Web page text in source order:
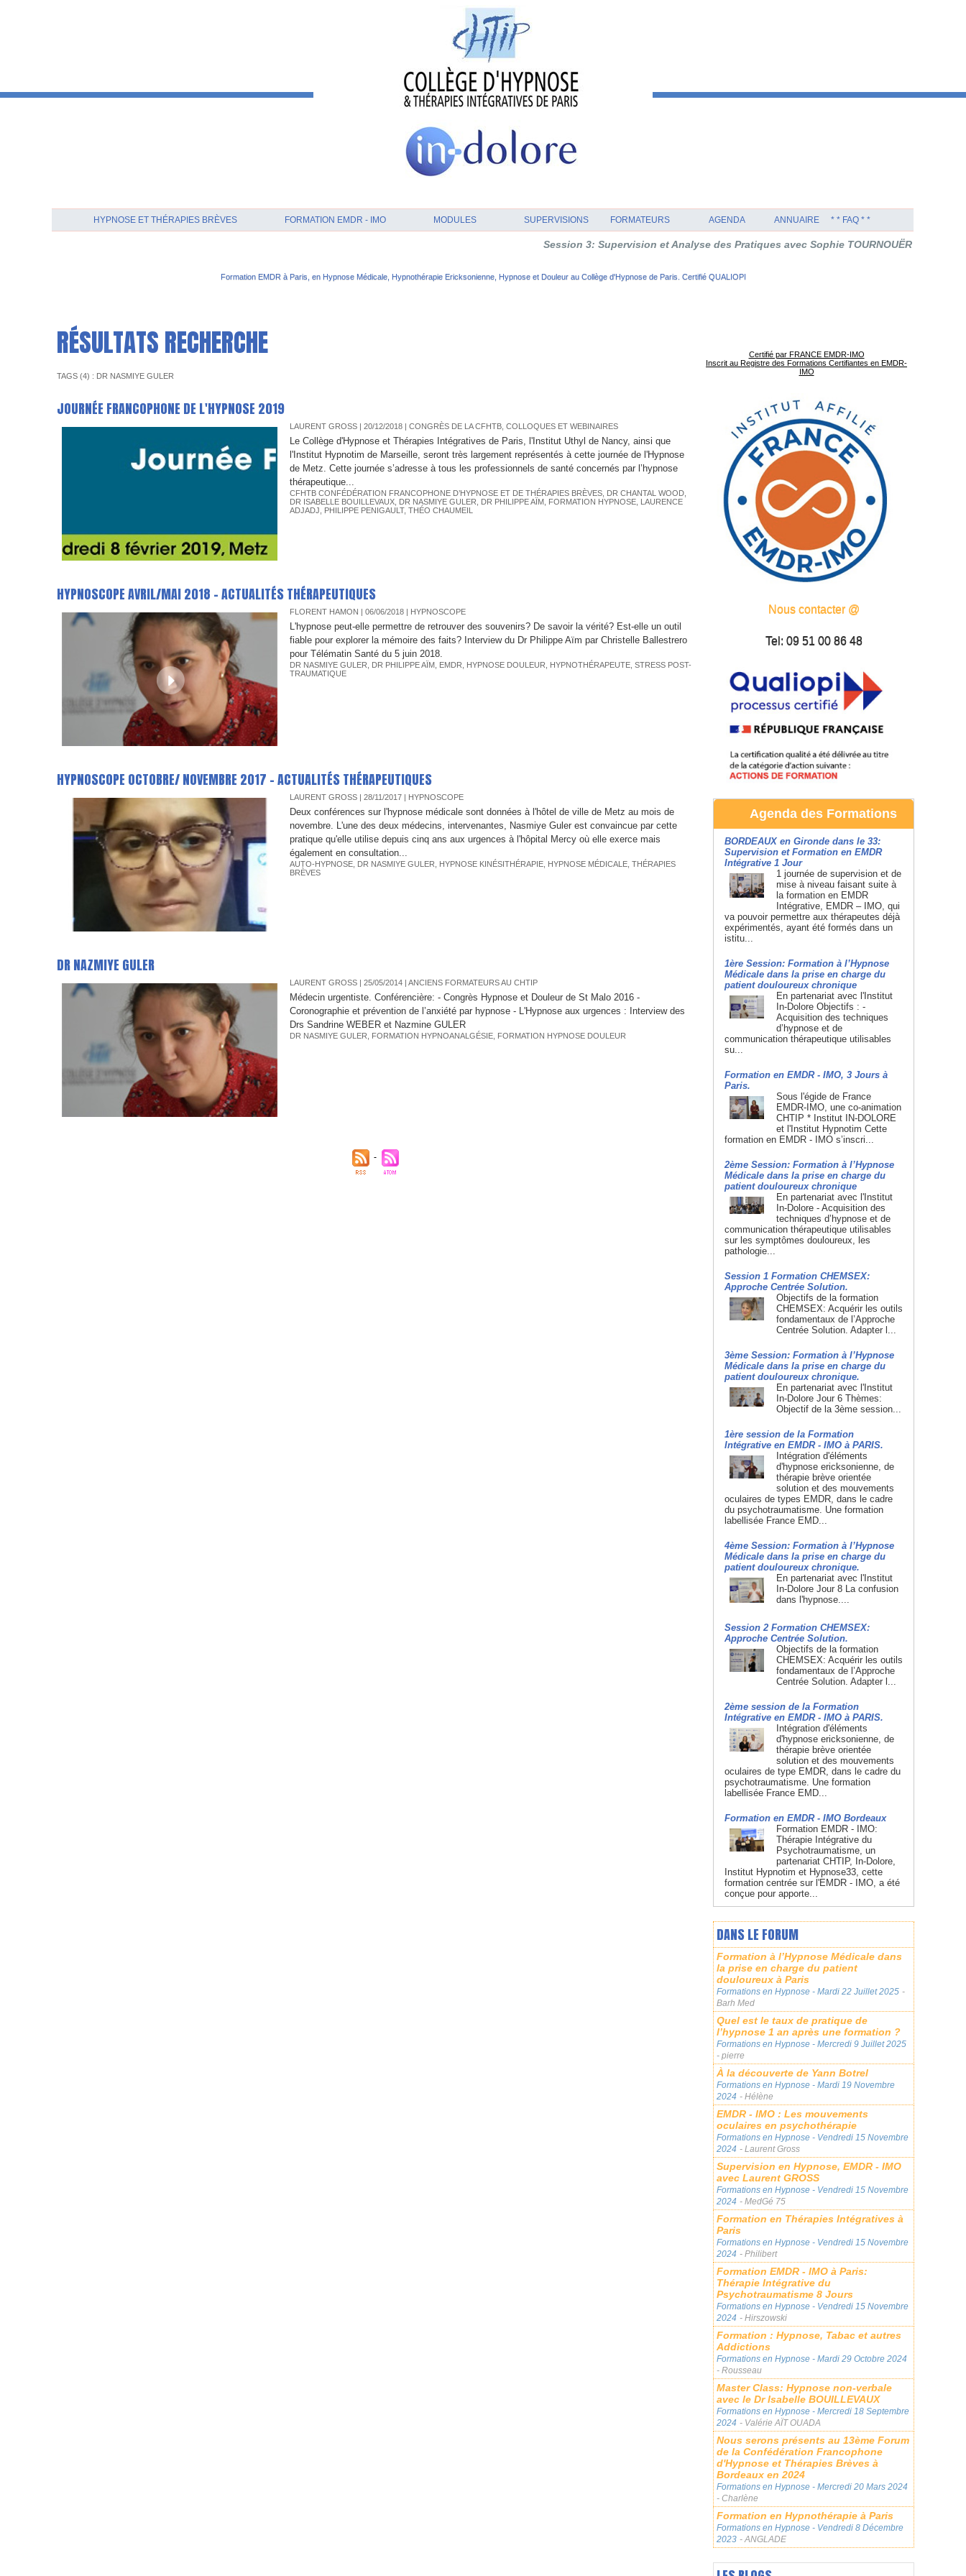
HYPNOSE ET THÉRAPIES BRÈVES FORMATION EMDR - IMO MODULES SUPERVISIONS FORMATEURS AGENDA ANNUAIRE * * FAQ * *
Session 3: Supervision et Analyse des Pratiques avec Sophie TOURNOUËR en Thérapie Orientée
Formation EMDR à Paris, en Hypnose Médicale, Hypnothérapie Ericksonienne, Hypnose et Douleur au Collège d'Hypnose de Paris. Certifié QUALIOPI
RÉSULTATS RECHERCHE
TAGS (4) : DR NASMIYE GULER
JOURNÉE FRANCOPHONE DE L'HYPNOSE 2019
LAURENT GROSS | 20/12/2018 | CONGRÈS DE LA CFHTB, COLLOQUES ET WEBINAIRES
Le Collège d'Hypnose et Thérapies Intégratives de Paris, l'Institut Uthyl de Nancy, ainsi que
l'Institut Hypnotim de Marseille, seront très largement représentés à cette journée de l'Hypnose
de Metz. Cette journée s’adresse à tous les professionnels de santé concernés par l’hypnose
thérapeutique...
CFHTB CONFÉDÉRATION FRANCOPHONE D’HYPNOSE ET DE THÉRAPIES BRÈVES DR CHANTAL WOOD
DR ISABELLE BOUILLEVAUX DR NASMIYE GULER DR PHILIPPE AÏM FORMATION HYPNOSE LAURENCE
ADJADJ
PHILIPPE PENIGAULT, THÉO CHAUMEIL
HYPNOSCOPE AVRIL/MAI 2018 - ACTUALITÉS THÉRAPEUTIQUES
FLORENT HAMON | 06/06/2018 | HYPNOSCOPE
L'hypnose peut-elle permettre de retrouver des souvenirs? De savoir la vérité? Est-elle un outil
fiable pour explorer la mémoire des faits? Interview du Dr Philippe Aïm par Christelle Ballestrero
pour Télématin Santé du 5 juin 2018.
DR NASMIYE GULER DR PHILIPPE AÏM EMDR HYPNOSE DOULEUR HYPNOTHÉRAPEUTE STRESS POST-
TRAUMATIQUE
HYPNOSCOPE OCTOBRE/ NOVEMBRE 2017 - ACTUALITÉS THÉRAPEUTIQUES
LAURENT GROSS | 28/11/2017 | HYPNOSCOPE
Deux conférences sur l'hypnose médicale sont données à l'hôtel de ville de Metz au mois de
novembre. L'une des deux médecins, intervenantes, Nasmiye Guler est convaincue par cette
pratique qu'elle utilise depuis cinq ans aux urgences à l'hôpital Mercy où elle exerce mais
également en consultation...
AUTO-HYPNOSE DR NASMIYE GULER HYPNOSE KINÉSITHÉRAPIE HYPNOSE MÉDICALE THÉRAPIES
BRÈVES
DR NAZMIYE GULER
LAURENT GROSS | 25/05/2014 | ANCIENS FORMATEURS AU CHTIP
Médecin urgentiste. Conférencière: - Congrès Hypnose et Douleur de St Malo 2016 -
Coronographie et prévention de l’anxiété par hypnose - L'Hypnose aux urgences : Interview des
Drs Sandrine WEBER et Nazmine GULER
DR NASMIYE GULER FORMATION HYPNOANALGÉSIE FORMATION HYPNOSE DOULEUR
Certifié par FRANCE EMDR-IMO
Inscrit au Registre des Formations Certifiantes en EMDR-
IMO
Nous contacter @
Tel: 09 51 00 86 48
Agenda des Formations
BORDEAUX en Gironde dans le 33:
Supervision et Formation en EMDR
Intégrative 1 Jour
1 journée de supervision et de
mise à niveau faisant suite à
la formation en EMDR
Intégrative, EMDR – IMO, qui
va pouvoir permettre aux thérapeutes déjà
expérimentés, ayant été formés dans un
istitu...
1ère Session: Formation à l’Hypnose
Médicale dans la prise en charge du
patient douloureux chronique
En partenariat avec l'Institut
In-Dolore Objectifs : -
Acquisition des techniques
d’hypnose et de
communication thérapeutique utilisables
su...
Formation en EMDR - IMO, 3 Jours à
Paris.
Sous l'égide de France
EMDR-IMO, une co-animation
CHTIP * Institut IN-DOLORE
et l'Institut Hypnotim Cette
formation en EMDR - IMO s’inscri...
2ème Session: Formation à l’Hypnose
Médicale dans la prise en charge du
patient douloureux chronique
En partenariat avec l'Institut
In-Dolore - Acquisition des
techniques d’hypnose et de
communication thérapeutique utilisables
sur les symptômes douloureux, les
pathologie...
Session 1 Formation CHEMSEX:
Approche Centrée Solution.
Objectifs de la formation
CHEMSEX: Acquérir les outils
fondamentaux de l’Approche
Centrée Solution. Adapter l...
3ème Session: Formation à l’Hypnose
Médicale dans la prise en charge du
patient douloureux chronique.
En partenariat avec l'Institut
In-Dolore Jour 6 Thèmes:
Objectif de la 3ème session...
1ère session de la Formation
Intégrative en EMDR - IMO à PARIS.
Intégration d'éléments
d'hypnose ericksonienne, de
thérapie brève orientée
solution et des mouvements
oculaires de types EMDR, dans le cadre
du psychotraumatisme. Une formation
labellisée France EMD...
4ème Session: Formation à l’Hypnose
Médicale dans la prise en charge du
patient douloureux chronique.
En partenariat avec l'Institut
In-Dolore Jour 8 La confusion
dans l'hypnose....
Session 2 Formation CHEMSEX:
Approche Centrée Solution.
Objectifs de la formation
CHEMSEX: Acquérir les outils
fondamentaux de l’Approche
Centrée Solution. Adapter l...
2ème session de la Formation
Intégrative en EMDR - IMO à PARIS.
Intégration d'éléments
d'hypnose ericksonienne, de
thérapie brève orientée
solution et des mouvements
oculaires de type EMDR, dans le cadre du
psychotraumatisme. Une formation
labellisée France EMD...
Formation en EMDR - IMO Bordeaux
Formation EMDR - IMO:
Thérapie Intégrative du
Psychotraumatisme, un
partenariat CHTIP, In-Dolore,
Institut Hypnotim et Hypnose33, cette
formation centrée sur l'EMDR - IMO, a été
conçue pour apporte...
DANS LE FORUM
Formation à l’Hypnose Médicale dans
la prise en charge du patient
douloureux à Paris
Formations en Hypnose - Mardi 22 Juillet 2025 -
Barh Med
Quel est le taux de pratique de
l’hypnose 1 an après une formation ?
Formations en Hypnose - Mercredi 9 Juillet 2025
- pierre
À la découverte de Yann Botrel
Formations en Hypnose - Mardi 19 Novembre
2024 - Hélène
EMDR - IMO : Les mouvements
oculaires en psychothérapie
Formations en Hypnose - Vendredi 15 Novembre
2024 - Laurent Gross
Supervision en Hypnose, EMDR - IMO
avec Laurent GROSS
Formations en Hypnose - Vendredi 15 Novembre
2024 - MedGé 75
Formation en Thérapies Intégratives à
Paris
Formations en Hypnose - Vendredi 15 Novembre
2024 - Philibert
Formation EMDR - IMO à Paris:
Thérapie Intégrative du
Psychotraumatisme 8 Jours
Formations en Hypnose - Vendredi 15 Novembre
2024 - Hirszowski
Formation : Hypnose, Tabac et autres
Addictions
Formations en Hypnose - Mardi 29 Octobre 2024
- Rousseau
Master Class: Hypnose non-verbale
avec le Dr Isabelle BOUILLEVAUX
Formations en Hypnose - Mercredi 18 Septembre
2024 - Valérie AÏT OUADA
Nous serons présents au 13ème Forum
de la Confédération Francophone
d'Hypnose et Thérapies Brèves à
Bordeaux en 2024
Formations en Hypnose - Mercredi 20 Mars 2024
- Charlène
Formation en Hypnothérapie à Paris
Formations en Hypnose - Vendredi 8 Décembre
2023 - ANGLADE